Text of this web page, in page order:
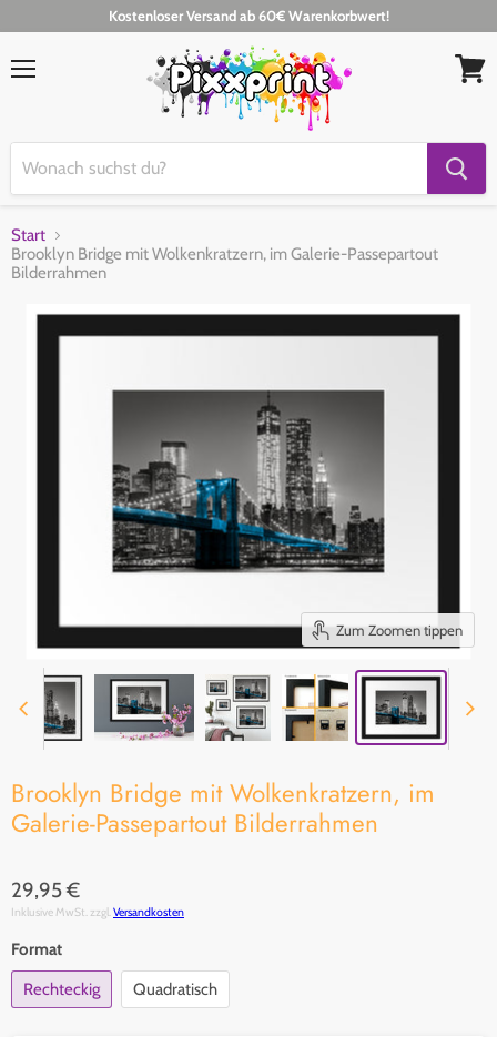
Kostenloser Versand ab 60€ Warenkorbwert!
Start
Brooklyn Bridge mit Wolkenkratzern, im Galerie-Passepartout
Bilderrahmen
Zum Zoomen tippen
Brooklyn Bridge mit Wolkenkratzern, im
Galerie-Passepartout Bilderrahmen
29,95 €
Inklusive MwSt. zzgl. Versandkosten
Format
Rechteckig
Quadratisch